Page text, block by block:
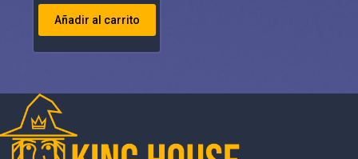
Añadir al carrito